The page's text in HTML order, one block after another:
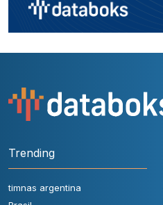
Trending
timnas argentina